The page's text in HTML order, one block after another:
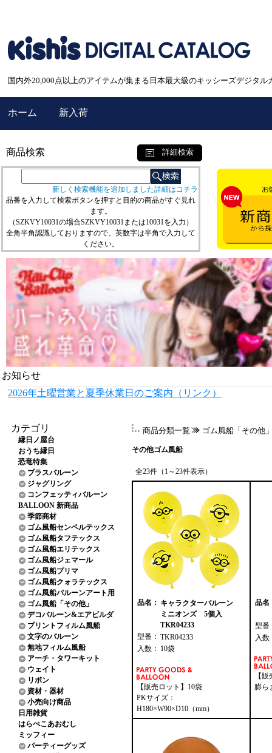
国内外20,000点以上のアイテムが集まる日本最大級のキッシーズデジタル
ホーム 新入荷
商品検索 詳細検索
新しく検索機能を追加しました詳細はコチラ
品番を入力して検索ボタンを押すと目的の商品がすぐ見れ
ます。
（SZKVY10031の場合SZKVY10031または10031を入力）
全角半角認識しておりますので、英数字は半角で入力して
ください。
お知らせ
2026年土曜営業と夏季休業日のご案内（リンク）
カテゴリ
縁日ノ屋台
おうち縁日
恐竜特集
プラスバルーン
ジャグリング
コンフェッティバルーン
BALLOON 新商品
季節商材
ゴム風船センペルテックス
ゴム風船タフテックス
ゴム風船エリテックス
ゴム風船ジェマール
ゴム風船プリマ
ゴム風船クォラテックス
ゴム風船バルーンアート用
ゴム風船「その他」
デコバルーン&エアビルダ
プリントフィルム風船
文字のバルーン
無地フィルム風船
アーチ・タワーキット
ウェイト
リボン
資材・器材
小売向け商品
日用雑貨
はらぺこあおむし
ミッフィー
パーティーグッズ
商品分類一覧 ゴム風船「その他
その他ゴム風船
全23件（1～23件表示）
品名： キャラクターバルーン
ミニオンズ 5個入
TKR04233
型番： TKR04233
入数： 10袋
【販売ロット】10袋
PKサイズ：
H180×W90×D10（mm）
品名
型番
入数
【
膨ら